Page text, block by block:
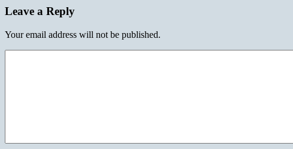
Leave a Reply
Your email address will not be published.